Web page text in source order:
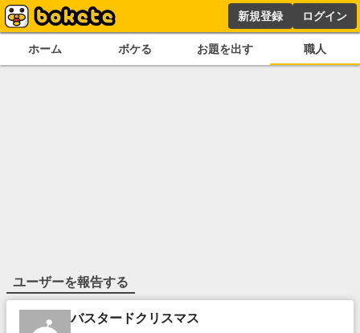
新規登録 ログイン
ホーム ボケる お題を出す 職人
ユーザーを報告する
バスタードクリスマス